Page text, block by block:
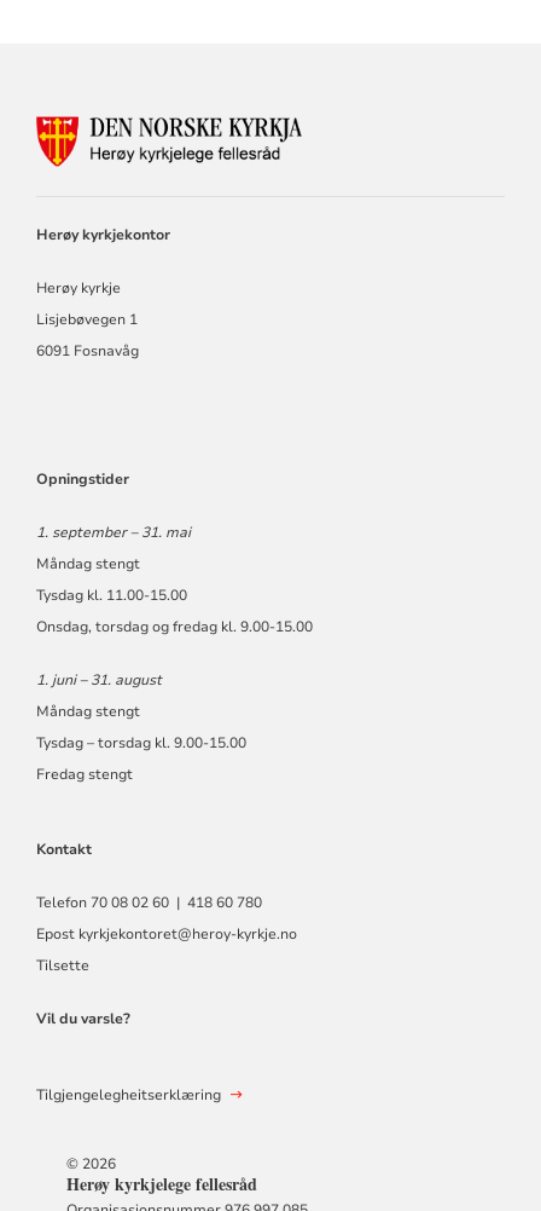
KONTAKTINFORMASJON
Herøy kyrkjekontor
Herøy kyrkje
Lisjebøvegen 1
6091 Fosnavåg
Opningstider
1. september – 31. mai
Måndag stengt
Tysdag kl. 11.00-15.00
Onsdag, torsdag og fredag kl. 9.00-15.00
1. juni – 31. august
Måndag stengt
Tysdag – torsdag kl. 9.00-15.00
Fredag stengt
Kontakt
Telefon 70 08 02 60 | 418 60 780
Epost kyrkjekontoret@heroy-kyrkje.no
Tilsette
Vil du varsle?
Tilgjengelegheitserklæring
© 2026
Herøy kyrkjelege fellesråd